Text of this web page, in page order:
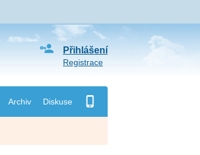
Archiv Diskuse
Přihlášení
Registrace